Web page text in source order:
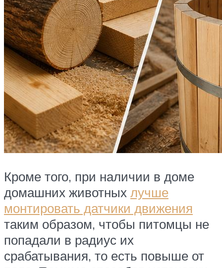
Кроме того, при наличии в доме
домашних животных лучше
монтировать датчики движения
таким образом, чтобы питомцы не
попадали в радиус их
срабатывания, то есть повыше от